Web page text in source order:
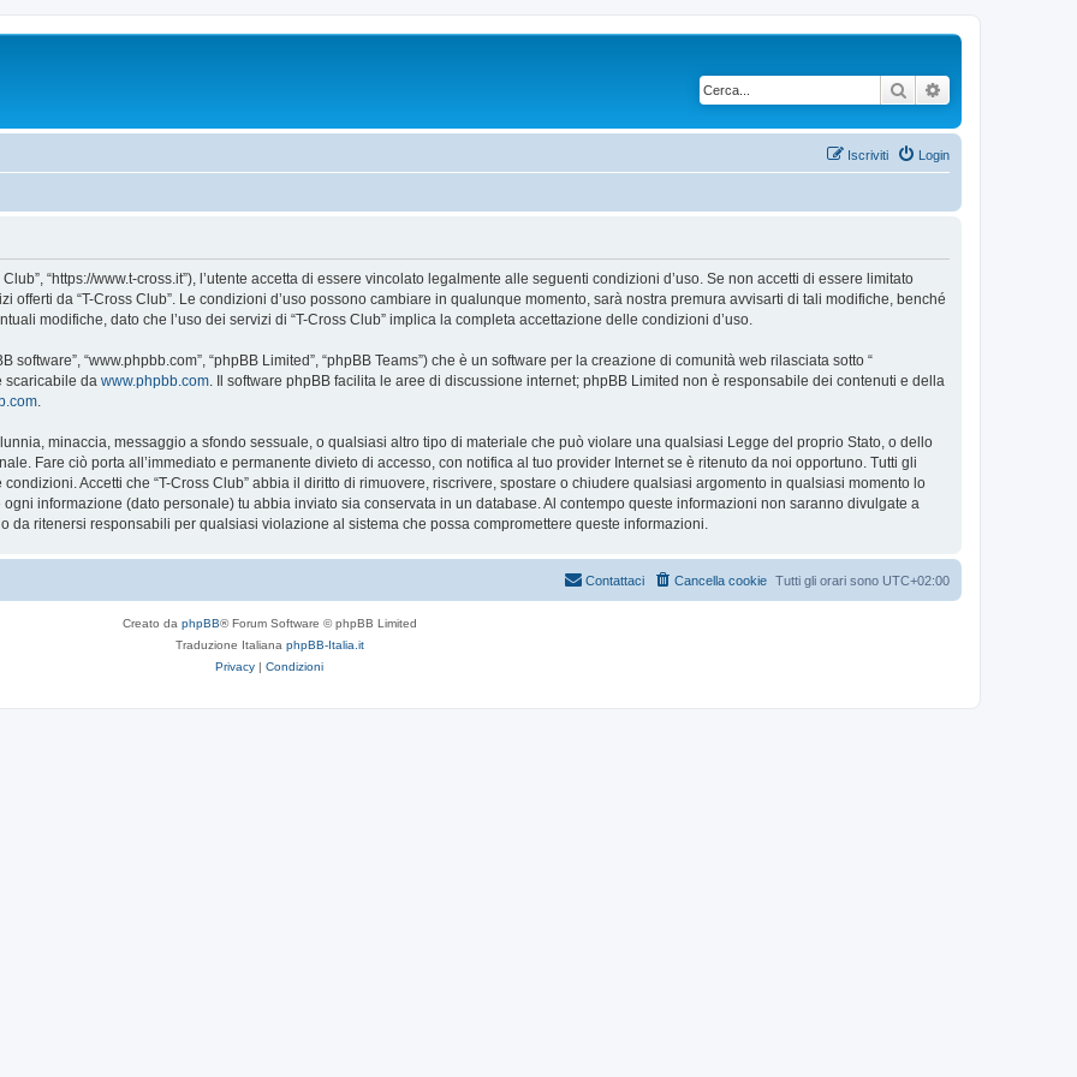
Cerca
Login
Iscriviti
Club”, “https://www.t-cross.it”), l’utente accetta di essere vincolato legalmente alle seguenti condizioni d’uso. Se non accetti di essere limitato
offerti da “T-Cross Club”. Le condizioni d’uso possono cambiare in qualunque momento, sarà nostra premura avvisarti di tali modifiche, benché
modifiche, dato che l’uso dei servizi di “T-Cross Club” implica la completa accettazione delle condizioni d’uso.
software”, “www.phpbb.com”, “phpBB Limited”, “phpBB Teams”) che è un software per la creazione di comunità web rilasciata sotto “
scaricabile da www.phpbb.com . Il software phpBB facilita le aree di discussione internet; phpBB Limited non è responsabile dei contenuti e della
minaccia, messaggio a sfondo sessuale, o qualsiasi altro tipo di materiale che può violare una qualsiasi Legge del proprio Stato, o dello
Fare ciò porta all’immediato e permanente divieto di accesso, con notifica al tuo provider Internet se è ritenuto da noi opportuno. Tutti gli
Accetti che “T-Cross Club” abbia il diritto di rimuovere, riscrivere, spostare o chiudere qualsiasi argomento in qualsiasi momento lo
informazione (dato personale) tu abbia inviato sia conservata in un database. Al contempo queste informazioni non saranno divulgate a
da ritenersi responsabili per qualsiasi violazione al sistema che possa compromettere queste informazioni.
Tutti gli orari sono UTC+02:00
Cancella cookie
Contattaci
Creato da phpBB® Forum Software © phpBB Limited
Traduzione Italiana phpBB-Italia.it
Privacy | Condizioni